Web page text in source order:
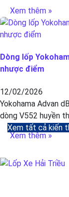
Xem thêm »
Dòng lốp
nhược điểm
12/02/2026
Yokohama Advan
dòng V552 huyền
Xem thêm »
Xem tất cả kiến